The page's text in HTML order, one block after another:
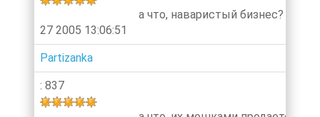
27 2005 13:06:51
а что, наваристый бизнес?
Partizanka
: 837